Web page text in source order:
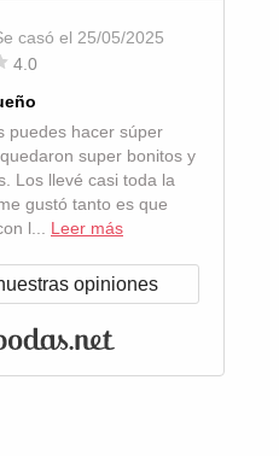
casó el 25/05/2025
4.0
puedes hacer súper
super bonitos y
Los llevé casi toda la
gustó tanto es que
l... Leer más
opiniones